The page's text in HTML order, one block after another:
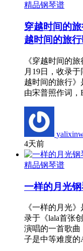
精品钢琴谱
穿越时间的
越时间的旅行
《穿越时间的
月19日，收录
越时间的旅行》
由宋普照作词
4天前
精品钢琴谱
一样的月光
《一样的月光
录于《lala首张
演唱的一首歌曲
子是中等难度